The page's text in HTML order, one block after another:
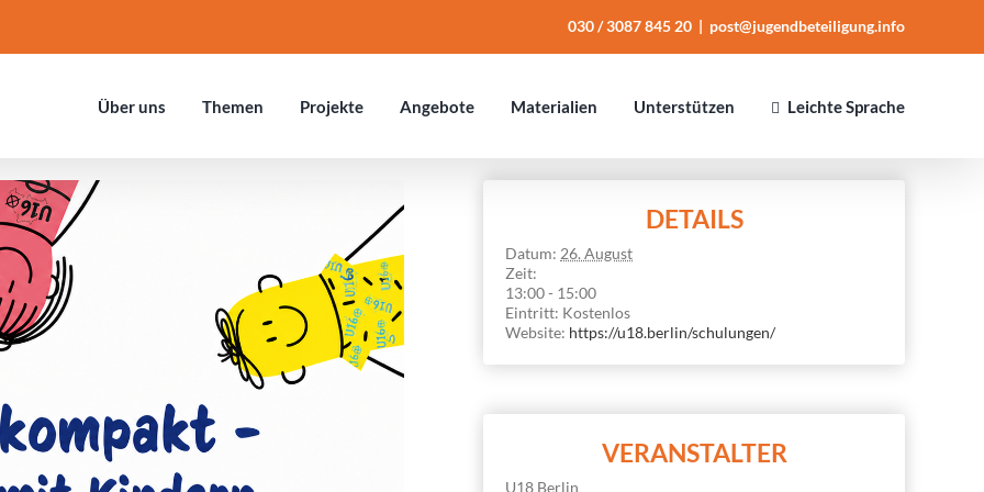
030 / 3087 845 20 | post@jugendbeteiligung.info
Über uns Themen Projekte Ange­bote Mate­ria­lien Unter­stüt­zen Leichte Sprache
DETAILS
Datum: 26. August
Zeit:
13:00 - 15:00
Eintritt: Kostenlos
Website: https://u18.berlin/schulungen/
VERANSTALTER
U18 Berlin